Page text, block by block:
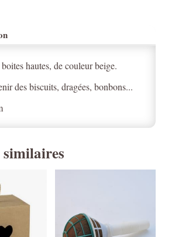
hautes, de couleur beige.
des biscuits, dragées, bonbons...